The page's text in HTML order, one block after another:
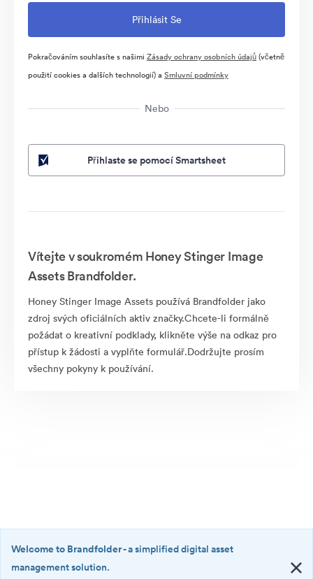
Pokračováním souhlasíte s našimi Zásady ochrany osobních údajů(včetně
použití cookies a dalších technologií) a Smluvní podmínky
Nebo
Přihlaste se pomocí Smartsheet
Vítejte v soukromém Honey Stinger Image
Assets Brandfolder.
Honey Stinger Image Assets používá Brandfolder jako
zdroj svých oficiálních aktiv značky.Chcete-li formálně
požádat o kreativní podklady, klikněte výše na odkaz pro
přístup k žádosti a vyplňte formulář.Dodržujte prosím
všechny pokyny k používání.
Welcome to Brandfolder- a simplified digital asset
management solution.